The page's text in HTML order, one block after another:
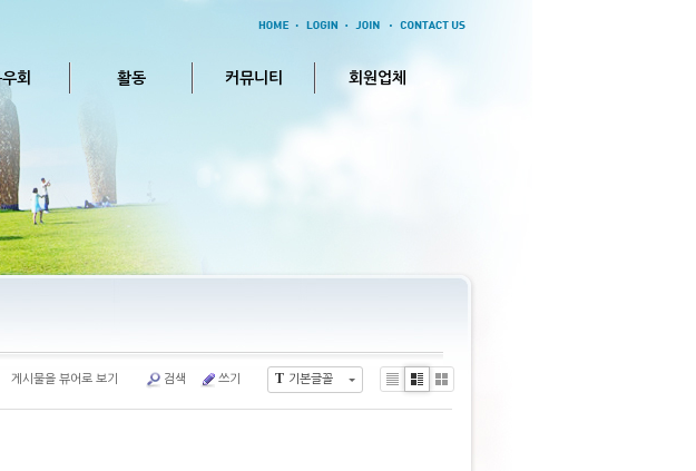
회 활동 커뮤니티 회원업체
T 기본글꼴
게시물을 뷰어로 보기 검색 쓰기
Li
Zi
G